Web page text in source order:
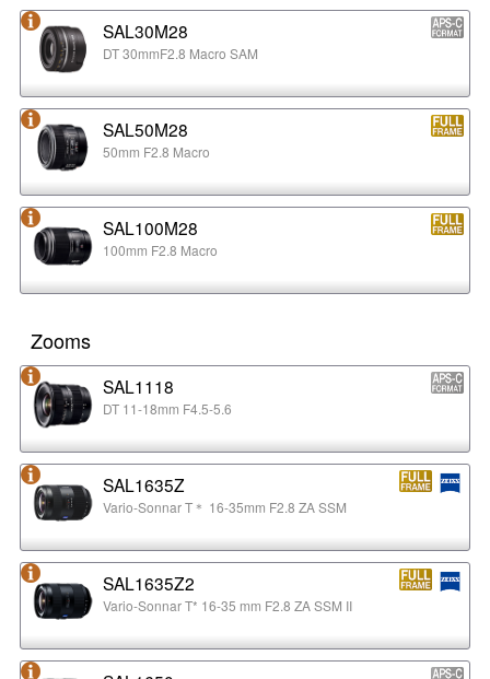
SAL30M28
DT 30mmF2.8 Macro SAM
SAL50M28
50mm F2.8 Macro
SAL100M28
100mm F2.8 Macro
Zooms
SAL1118
DT 11-18mm F4.5-5.6
SAL1635Z
Vario-Sonnar T＊ 16-35mm F2.8 ZA SSM
SAL1635Z2
Vario-Sonnar T* 16-35 mm F2.8 ZA SSM II